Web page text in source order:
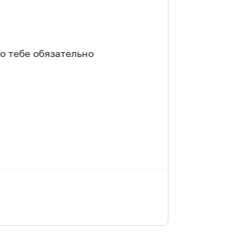
обязательно